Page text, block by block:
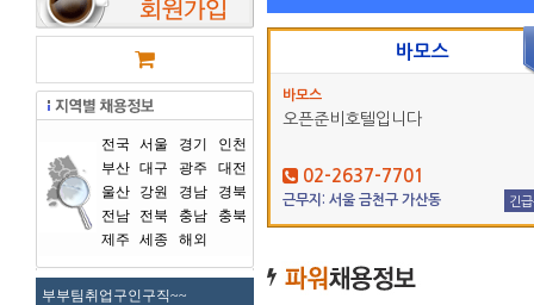
전국 서울 경기
인천
부산 대구 광주
대전
울산
강원 경남
경북
전남
전북 충남
충북
제주
세종 해외
부부팀취업구인구직~~
바모스
바모스
오픈준비호텔입니다
02-2637-7701
근무지: 서울 금천구 가산동 긴